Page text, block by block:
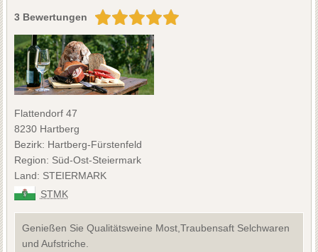
3 Bewertungen
Flattendorf 47
8230 Hartberg
Bezirk: Hartberg-Fürstenfeld
Region: Süd-Ost-Steiermark
Land: STEIERMARK
STMK
Genießen Sie Qualitätsweine Most,Traubensaft Selchwaren
und Aufstriche.